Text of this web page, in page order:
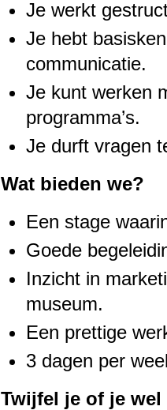
Je werkt
Je hebt
communicatie.
Je kunt werken
programma’s.
Je durft vragen
Wat bieden we?
Een stage
Goede
Inzicht in
museum.
Een prettige
3 dagen per
Twijfel je of je wel